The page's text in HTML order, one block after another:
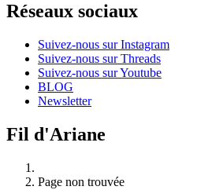
Réseaux sociaux
Suivez-nous sur Instagram
Suivez-nous sur Threads
Suivez-nous sur Youtube
BLOG
Newsletter
Fil d'Ariane
Page non trouvée